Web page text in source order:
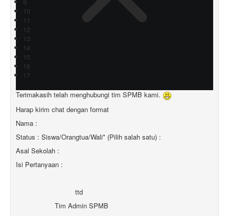
10
11
12
13
14
15
16
17
Terimakasih telah menghubungi tim SPMB kami.
Harap kirim chat dengan format
Nama :
Status : Siswa/Orangtua/Wali* (Pilih salah satu) :
Asal Sekolah :
Isi Pertanyaan :
ttd
Tim Admin SPMB